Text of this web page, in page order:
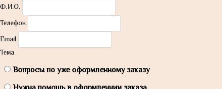
Ф.И.О.
Телефон
Email
Тема
Вопросы по уже оформленному заказу